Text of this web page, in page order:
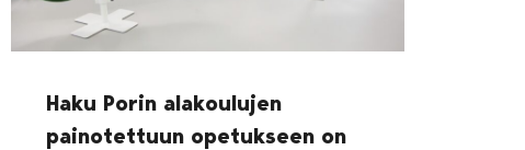
Haku Porin alakoulujen
painotettuun opetukseen on